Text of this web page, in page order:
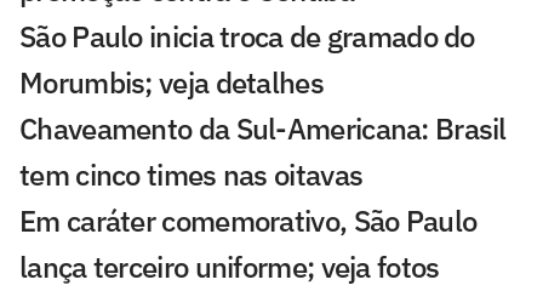
São Paulo inicia troca de gramado do
Morumbis; veja detalhes
Chaveamento da Sul-Americana: Brasil
tem cinco times nas oitavas
Em caráter comemorativo, São Paulo
lança terceiro uniforme; veja fotos